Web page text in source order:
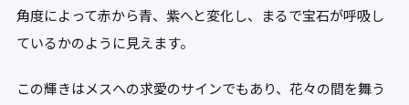
角度によって赤から青、紫へと変化し、まるで宝石が呼吸し
ているかのように見えます。
この輝きはメスへの求愛のサインでもあり、花々の間を舞う